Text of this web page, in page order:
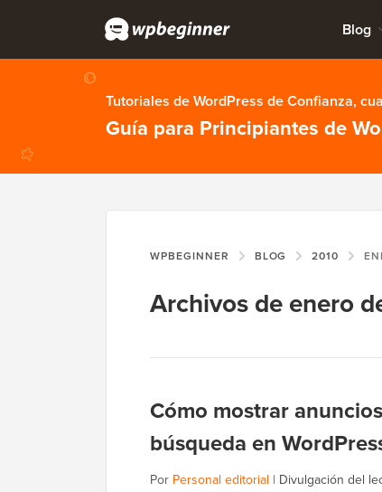
Blog
Tutoriales de WordPress de Confianza,
Guía para Principiantes de
WPBEGINNER BLOG 2010
Archivos de enero
Cómo mostrar
búsqueda en
Por Personal editorial | Divulgación del